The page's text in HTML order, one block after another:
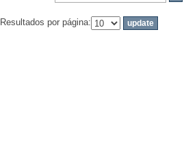
Resultados por página: